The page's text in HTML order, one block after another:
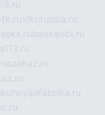
tk.ruvlknrussia.ru
bankaribi.ru